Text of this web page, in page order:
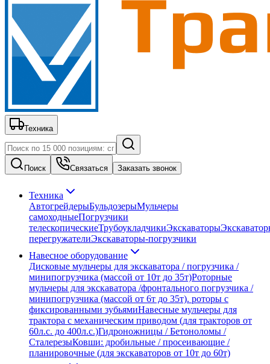
Техника
Поиск Связаться Заказать звонок
Техника
АвтогрейдерыБульдозерыМульчеры
самоходныеПогрузчики
телескопическиеТрубоукладчикиЭкскаваторы
перегружателиЭкскаваторы-погрузчики
Навесное оборудование
Дисковые мульчеры для экскаватора / погрузчика /
минипогрузчика (массой от 10т до 35т)Роторные
мульчеры для экскаватора /фронтального погрузчика /
минипогрузчика (массой от 6т до 35т). роторы с
фиксированными зубьямиНавесные мульчеры для
трактора с механическим приводом (для тракторов от
60л.с. до 400л.с.)Гидроножницы / Бетоноломы /
СталерезыКовши: дробильные / просеивающие /
планировочные (для экскаваторов от 10т до 60т)